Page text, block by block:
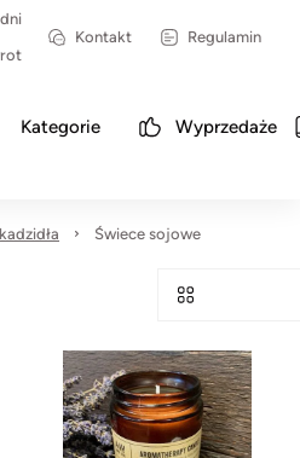
Kontakt Regulamin
Kategorie Wyprzedaże
Świece sojowe